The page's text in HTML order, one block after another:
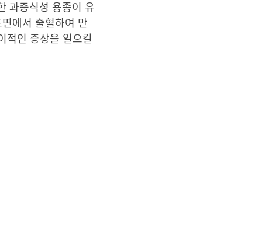
과증식성 용종이 유
에서 출혈하여 만
적인 증상을 일으킬